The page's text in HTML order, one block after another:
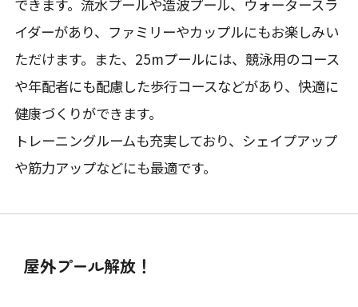
できます。流水プールや造波プール、ウォータースラ
イダーがあり、ファミリーやカップルにもお楽しみい
ただけます。また、25mプールには、競泳用のコース
や年配者にも配慮した歩行コースなどがあり、快適に
健康づくりができます。
トレーニングルームも充実しており、シェイプアップ
や筋力アップなどにも最適です。
屋外プール解放！